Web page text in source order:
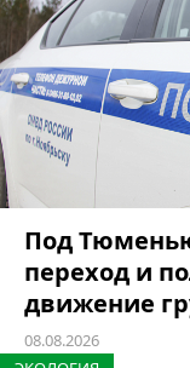
Под
переход и
движение
08.08.2026